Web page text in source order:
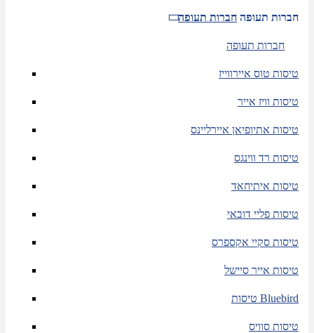
חברות תעופה חברות תעופה
חברות תעופה
טיסות טוס איירווייז
טיסות וויז אייר
טיסות אתיופיאן איירליינס
טיסות רד ווינגס
טיסות איתיחאד
טיסות פליי דובאי
טיסות סקיי אקספרס
טיסות אייר סיישל
טיסות Bluebird
טיסות סוויס